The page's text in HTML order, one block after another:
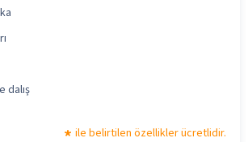
dalış
ile belirtilen özellikler ücretlidir.